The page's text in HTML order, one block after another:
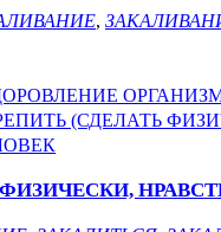
,
(СДЕЛАТЬ